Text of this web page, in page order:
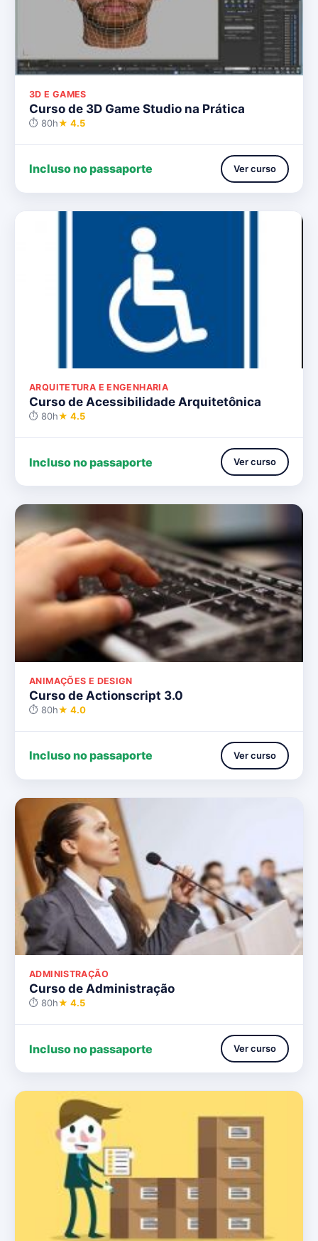
3D E GAMES
Curso de 3D Game Studio na Prática
⏱ 80h★ 4.5
Incluso no passaporte Ver curso
ARQUITETURA E ENGENHARIA
Curso de Acessibilidade Arquitetônica
⏱ 80h★ 4.5
Incluso no passaporte Ver curso
ANIMAÇÕES E DESIGN
Curso de Actionscript 3.0
⏱ 80h★ 4.0
Incluso no passaporte Ver curso
ADMINISTRAÇÃO
Curso de Administração
⏱ 80h★ 4.5
Incluso no passaporte Ver curso